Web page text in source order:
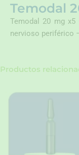
Temodal
Temodal 20 mg
nervioso periférico
Productos